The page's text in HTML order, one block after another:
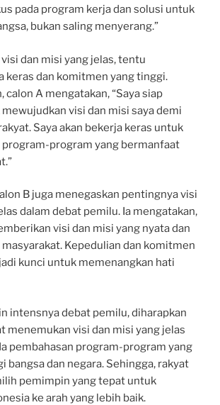
pada program kerja dan solusi untuk
bukan saling menyerang.”
dan misi yang jelas, tentu
keras dan komitmen yang tinggi.
calon A mengatakan, “Saya siap
visi dan misi saya demi
Saya akan bekerja keras untuk
program yang bermanfaat
B juga menegaskan pentingnya visi
dalam debat pemilu. Ia mengatakan,
visi dan misi yang nyata dan
Kepedulian dan komitmen
kunci untuk memenangkan hati
intensnya debat pemilu, diharapkan
menemukan visi dan misi yang jelas
pembahasan program-program yang
bangsa dan negara. Sehingga, rakyat
pemimpin yang tepat untuk
ke arah yang lebih baik.